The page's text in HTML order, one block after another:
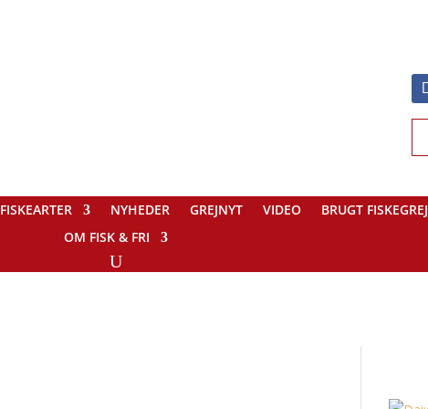
FISKEARTER NYHEDER GREJNYT VIDEO BRUGT FISKEGREJ
OM FISK & FRI